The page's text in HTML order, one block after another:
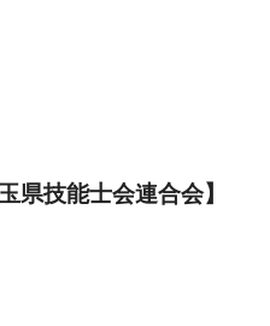
県技能士会連合会】